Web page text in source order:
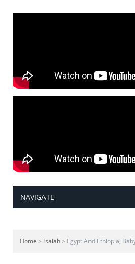
NAVIGATE
Home > Isaiah> Egypt And Ethiopia,